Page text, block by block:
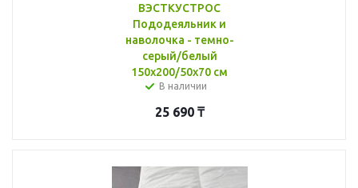
ВЭСТКУСТРОС
Пододеяльник и
наволочка - темно-
серый/белый
150x200/50x70 см
В наличии
25 690₸